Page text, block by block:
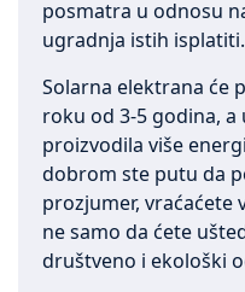
posmatra u odnosu
ugradnja istih isplatiti.
Solarna elektrana će
roku od 3-5 godina,
proizvodila više
dobrom ste putu da
prozjumer, vraćaćete
ne samo da ćete
društveno i ekološki